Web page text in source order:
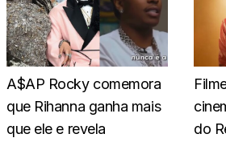
A$AP Rocky comemora
que Rihanna ganha mais
que ele e revela
do